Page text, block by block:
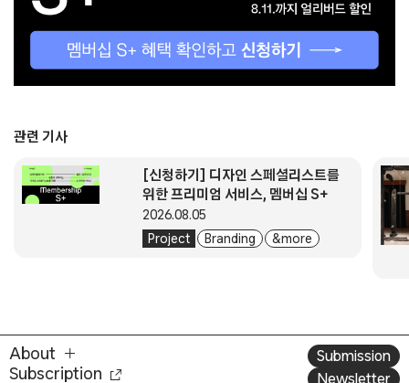
관련 기사
Project Branding & more
[신청하기] 디자인 스페셜리스트를
위한 프리미엄 서비스, 멤버십 S+
2026.08.05
About
Subscription
Submission
Newsletter